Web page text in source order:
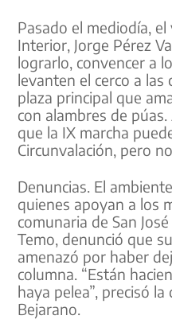
Pasado el mediodía,
Interior, Jorge Pérez
lograrlo, convencer a
levanten el cerco a las
plaza principal que
con alambres de
que la IX marcha
Circunvalación, pero
Denuncias. El
quienes apoyan a los
comunaria de San
Temo, denunció que
amenazó por haber
columna. “Están
haya pelea”, precisó
Bejarano.